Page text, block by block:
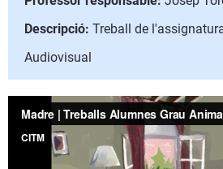
Descripció: Treball de
Audiovisual